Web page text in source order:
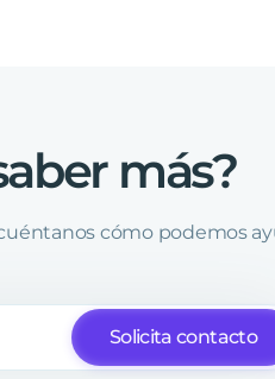
más?
cómo podemos
Solicita contacto